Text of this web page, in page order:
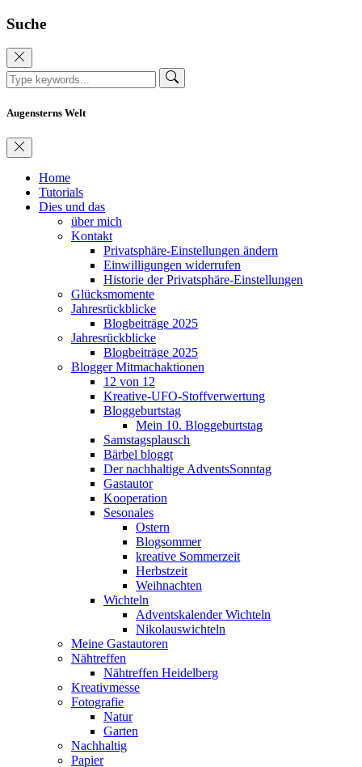
Suche
Augensterns Welt
Home
Tutorials
Dies und das
über mich
Kontakt
Privatsphäre-Einstellungen ändern
Einwilligungen widerrufen
Historie der Privatsphäre-Einstellungen
Glücksmomente
Jahresrückblicke
Blogbeiträge 2025
Jahresrückblicke
Blogbeiträge 2025
Blogger Mitmachaktionen
12 von 12
Kreative-UFO-Stoffverwertung
Bloggeburtstag
Mein 10. Bloggeburtstag
Samstagsplausch
Bärbel bloggt
Der nachhaltige AdventsSonntag
Gastautor
Kooperation
Sesonales
Ostern
Blogsommer
kreative Sommerzeit
Herbstzeit
Weihnachten
Wichteln
Adventskalender Wichteln
Nikolauswichteln
Meine Gastautoren
Nähtreffen
Nähtreffen Heidelberg
Kreativmesse
Fotografie
Natur
Garten
Nachhaltig
Papier